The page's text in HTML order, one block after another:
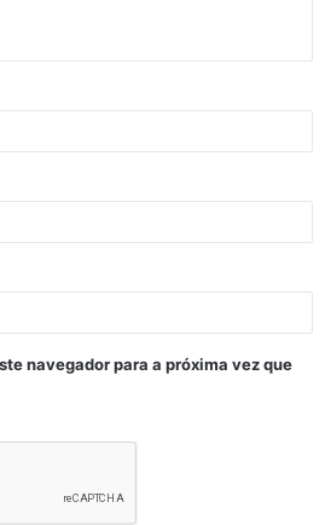
navegador para a próxima vez que